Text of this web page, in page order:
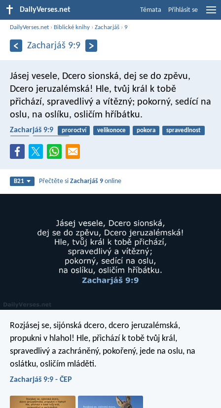
DailyVerses.net Témata Přihlásit se
DailyVerses.net › Biblické knihy ›Zacharjáš › 9
Zacharjáš 9:9
Jásej vesele, Dcero sionská, dej se do zpěvu,
Dcero jeruzalémská! Hle, tvůj král k tobě
přichází, spravedlivý a vítězný; pokorný, sedící na
oslu, na oslíku, osličím hříbátku.
Zacharjáš 9:9 proroctví velikonoce pokora
spravedlnost
B21 Přečtěte siZacharjáš 9 online
Rozjásej se, sijónská dcero, dcero jeruzalémská,
propukni v hlahol! Hle, přichází k tobě tvůj král,
spravedlivý a zachráněný, pokořený, jede na oslu, na
oslátku, osličím mláděti.
Zacharjáš 9:9 - ČEP